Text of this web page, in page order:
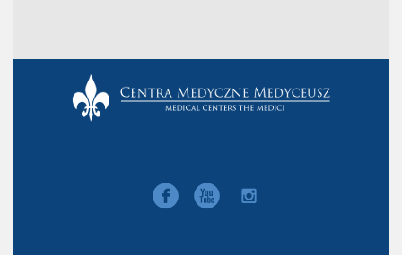
  instagram